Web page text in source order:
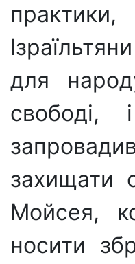
для
захищати
Мойсея,
носити